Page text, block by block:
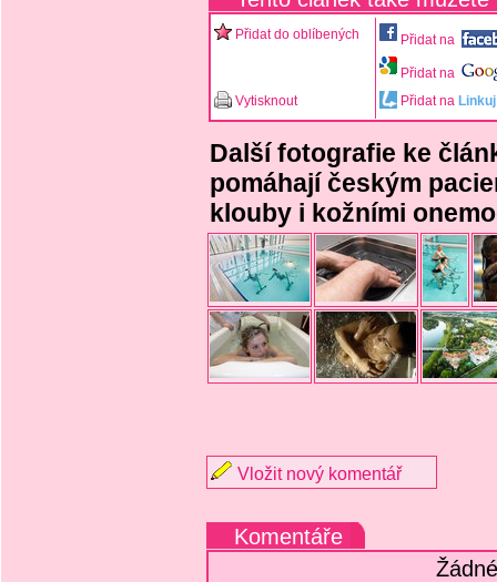
Přidat do oblíbených Přidat na
Přidat na
Vytisknout
Přidat na Linkuj
Další fotografie ke
pomáhají českým
klouby i kožními
Vložit nový komentář
Komentáře